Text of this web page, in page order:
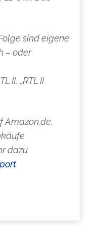
sind eigene
– oder
II, „RTL II
Amazon.de,
dazu